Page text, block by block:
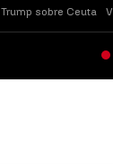
Trump sobre Ceuta